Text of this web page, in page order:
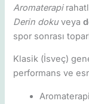
Aromaterapi
Derin dokuveya
spor sonrası
Klasik (İsveç)
performans ve